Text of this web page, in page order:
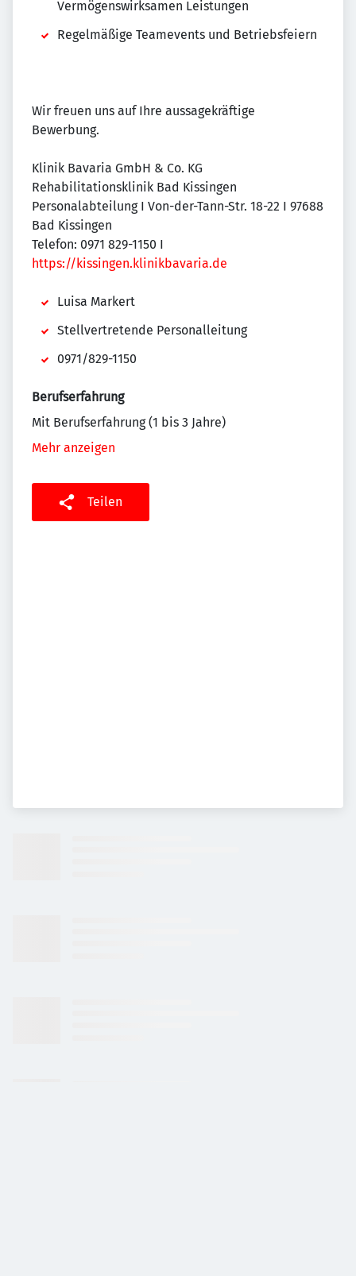
Vermögenswirksamen Leistungen
Regelmäßige Teamevents und Betriebsfeiern
Wir freuen uns auf Ihre aussagekräftige
Bewerbung.
Klinik Bavaria GmbH & Co. KG
Rehabilitationsklinik Bad Kissingen
Personalabteilung I Von-der-Tann-Str. 18-22 I 97688
Bad Kissingen
Telefon: 0971 829-1150 I
https://kissingen.klinikbavaria.de
Luisa Markert
Stellvertretende Personalleitung
0971/829-1150
Berufserfahrung
Mit Berufserfahrung (1 bis 3 Jahre)
Mehr anzeigen
Teilen